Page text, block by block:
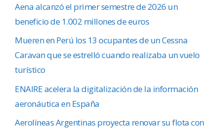
Aena alcanzó el primer semestre de 2026 un
beneficio de 1.002 millones de euros
Mueren en Perú los 13 ocupantes de un Cessna
Caravan que se estrelló cuando realizaba un vuelo
turístico
ENAIRE acelera la digitalización de la información
aeronáutica en España
Aerolíneas Argentinas proyecta renovar su flota con